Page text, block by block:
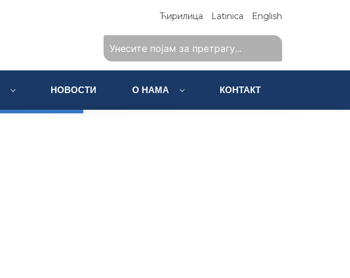
Ћирилица Latinica English
НОВОСТИ О НАМА КОНТАКТ